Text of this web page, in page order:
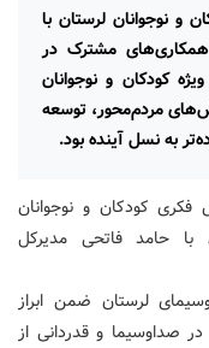
و نوجوانان لرستان با
مشترک در
کودکان و نوجوانان
مردم‌محور، توسعه
به نسل آینده بود.
فکری کودکان و نوجوانان
با حامد فاتحی مدیرکل
لرستان ضمن ابراز
صداوسیما و قدردانی از